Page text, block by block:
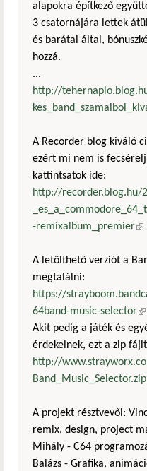
alapokra építkező
3 csatornájára lettek
és barátai által,
hozzá.
...
http://
A Recorder blog kiváló
ezért mi nem is
kattintsatok ide:
http://recorder.blog.hu/
-remixalbum_premier
A letölthető verziót a
megtalálni:
https://
64band-music-selector
Akit pedig a játék és
érdekelnek, ezt a zip
http://
Band_Music_Selector.zip
A projekt résztvevői:
remix, design, project
Mihály - C64
Balázs - Grafika,